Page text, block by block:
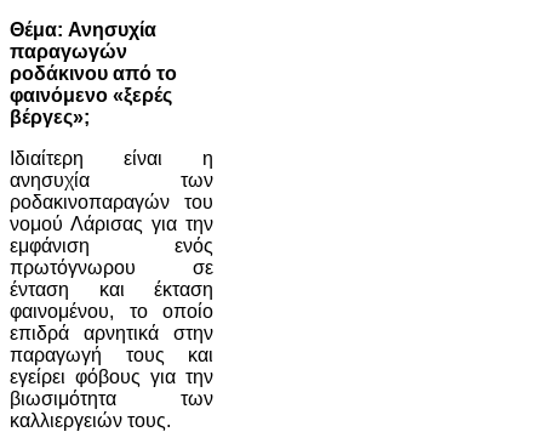
Θέμα: Ανησυχία
παραγωγών
ροδάκινου από το
φαινόμενο «ξερές
βέργες»;
Ιδιαίτερη είναι η
ανησυχία των
ροδακινοπαραγών του
νομού Λάρισας για την
εμφάνιση ενός
πρωτόγνωρου σε
ένταση και έκταση
φαινομένου, το οποίο
επιδρά αρνητικά στην
παραγωγή τους και
εγείρει φόβους για την
βιωσιμότητα των
καλλιεργειών τους.